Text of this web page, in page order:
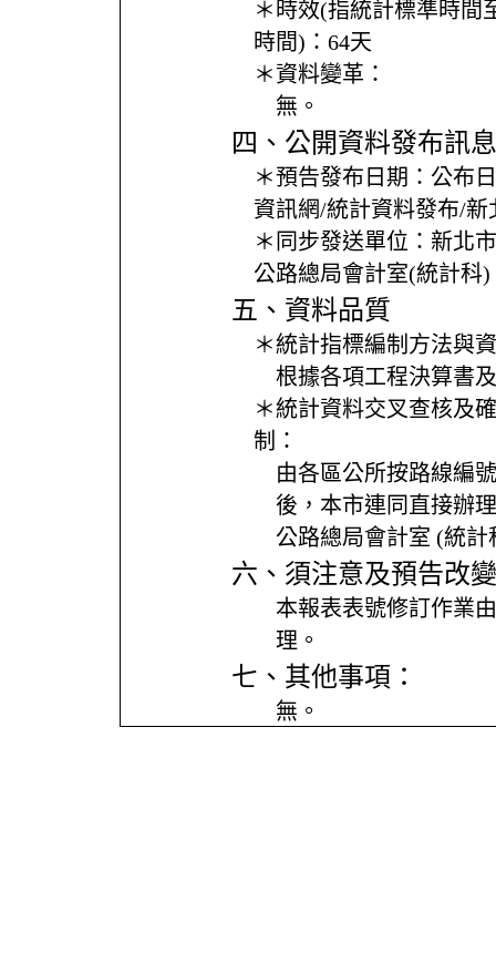
＊時效(指統計標準時間
時間)： 64天
＊資料變革：
無。
四、公開資料發布訊息
＊預告發布日期： 公布
資訊網/統計資料發布/
＊同步發送單位： 新北
公路總局會計室(統計科)
五、資料品質
＊統計指標編制方法與
根據各項工程決算書
＊統計資料交叉查核及
制：
由各區公所按路線編
後，本市連同直接辦
公路總局會計室 (統計
六、須注意及預告改
本報表表號修訂作業
理。
七、其他事項：
無。